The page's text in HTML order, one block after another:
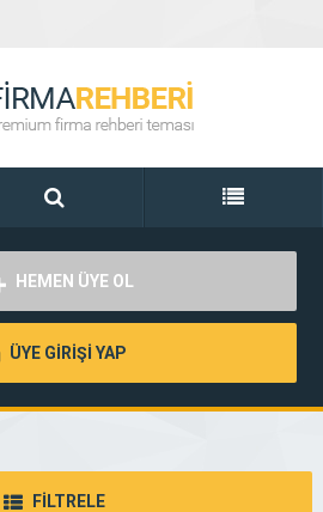
HEMEN ÜYE OL
ÜYE GİRİŞİ YAP
FİLTRELE